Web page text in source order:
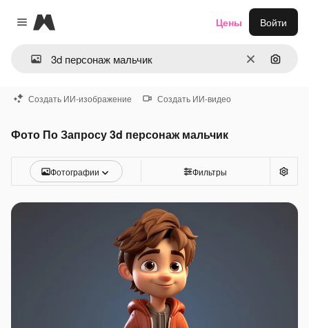
Close menu
Magnific
ОчиститьПоиск
Цены Войти
Создать ИИ-изображение Создать ИИ-видео
Фото По Запросу 3d персонаж мальчик
Фотографии Фильтры